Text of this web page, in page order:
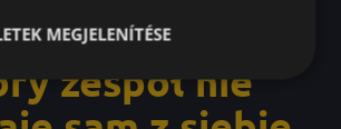
zespół nie
MEGJELENÍTÉSE